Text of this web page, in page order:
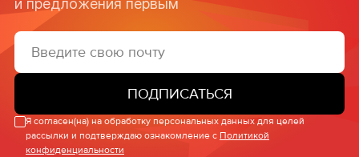
и предложения первым
ПОДПИСАТЬСЯ
Я согласен(на) на обработку персональных данных для целей
рассылки и подтверждаю ознакомление с Политикой
конфиденциальности